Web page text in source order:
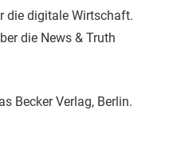
die digitale Wirtschaft.
die News & Truth
Becker Verlag, Berlin.